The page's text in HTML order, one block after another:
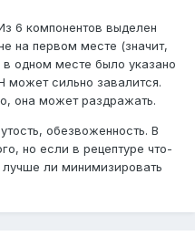
6 компонентов выделен
на первом месте (значит,
одном месте было указано
может сильно завалится.
она может раздражать.
обезвоженность. В
но если в рецептуре что-
лучше ли минимизировать